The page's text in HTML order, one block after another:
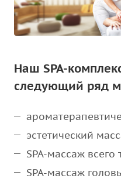
Наш SPA-
следующий ряд
эстетический
SPA-массаж всего
SPA-массаж